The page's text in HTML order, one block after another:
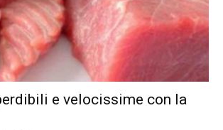
e velocissime con la